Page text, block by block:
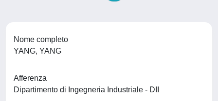
Nome completo
YANG, YANG
Afferenza
Dipartimento di Ingegneria Industriale - DII